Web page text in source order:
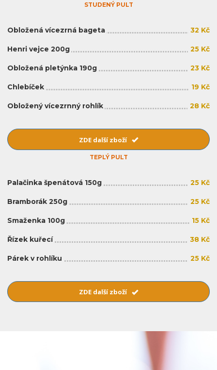
STUDENÝ PULT
Obložená vícezrná bageta 32 Kč
Henri vejce 200g 25 Kč
Obložená pletýnka 190g 23 Kč
Chlebíček 19 Kč
Obložený vícezrnný rohlík 28 Kč
ZDE další zboží
TEPLÝ PULT
Palačinka špenátová 150g 25 Kč
Bramborák 250g 25 Kč
Smaženka 100g 15 Kč
Řízek kuřecí 38 Kč
Párek v rohlíku 25 Kč
ZDE další zboží